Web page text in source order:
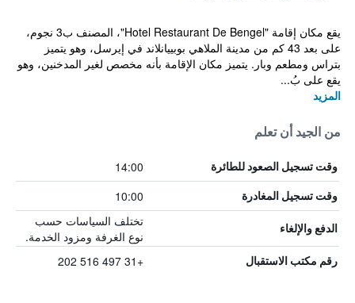
يقع مكان إقامة "Hotel Restaurant De Bengel"، المصنف ب3 نجوم،
على بعد 43 كم من مدينة الملاهي بوبييانلاند في إيرسل، وهو يتميز
بتراس ومطعم وبار. يتميز مكان الإقامة بأنه مخصص لغير المدخنين، وهو
يقع على بُ...
المزيد
من الجيد أن تعلم
وقت تسجيل الصعود للطائرة 14:00
وقت تسجيل المغادرة 10:00
الدفع والإلغاء
تختلف السياسات حسب
نوع الغرفة ومزود الخدمة.
رقم مكتب الاستقبال +31 497 516 202